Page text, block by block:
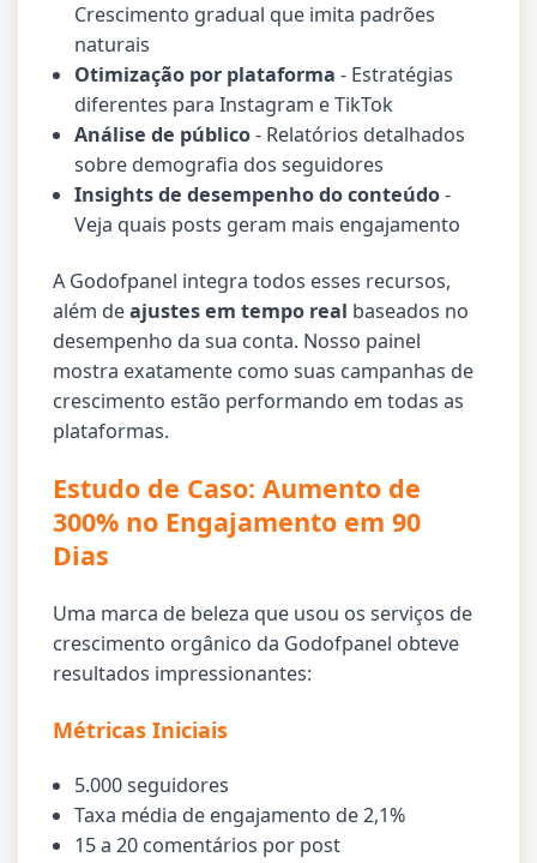
Crescimento gradual que imita padrões
naturais
Otimização por plataforma - Estratégias
diferentes para Instagram e TikTok
Análise de público- Relatórios detalhados
sobre demografia dos seguidores
Insights de desempenho do conteúdo-
Veja quais posts geram mais engajamento
A Godofpanel integra todos esses recursos,
além deajustes em tempo real baseados no
desempenho da sua conta. Nosso painel
mostra exatamente como suas campanhas de
crescimento estão performando em todas as
plataformas.
Estudo de Caso: Aumento de
300% no Engajamento em 90
Dias
Uma marca de beleza que usou os serviços de
crescimento orgânico da Godofpanel obteve
resultados impressionantes:
Métricas Iniciais
5.000 seguidores
Taxa média de engajamento de 2,1%
15 a 20 comentários por post